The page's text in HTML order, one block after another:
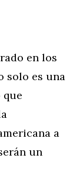
en los
solo es una
a
un